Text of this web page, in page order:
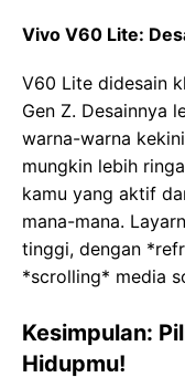
Vivo V60 Lite:
V60 Lite didesain
Gen Z. Desainnya
warna-warna
mungkin lebih
kamu yang aktif
mana-mana.
tinggi, dengan
*scrolling* media
Kesimpulan:
Hidupmu!